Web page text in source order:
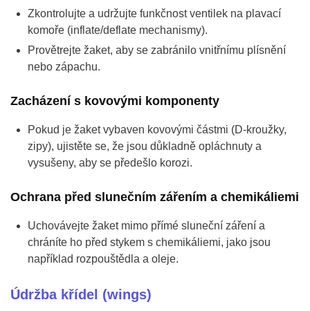
Zkontrolujte a udržujte funkčnost ventilek na plavací
komoře (inflate/deflate mechanismy).
Provětrejte žaket, aby se zabránilo vnitřnímu plísnění
nebo zápachu.
Zacházení s kovovými komponenty
Pokud je žaket vybaven kovovými částmi (D-kroužky,
zipy), ujistěte se, že jsou důkladně opláchnuty a
vysušeny, aby se předešlo korozi.
Ochrana před slunečním zářením a chemikáliemi
Uchovávejte žaket mimo přímé sluneční záření a
chráníte ho před stykem s chemikáliemi, jako jsou
například rozpouštědla a oleje.
Údržba křídel (wings)